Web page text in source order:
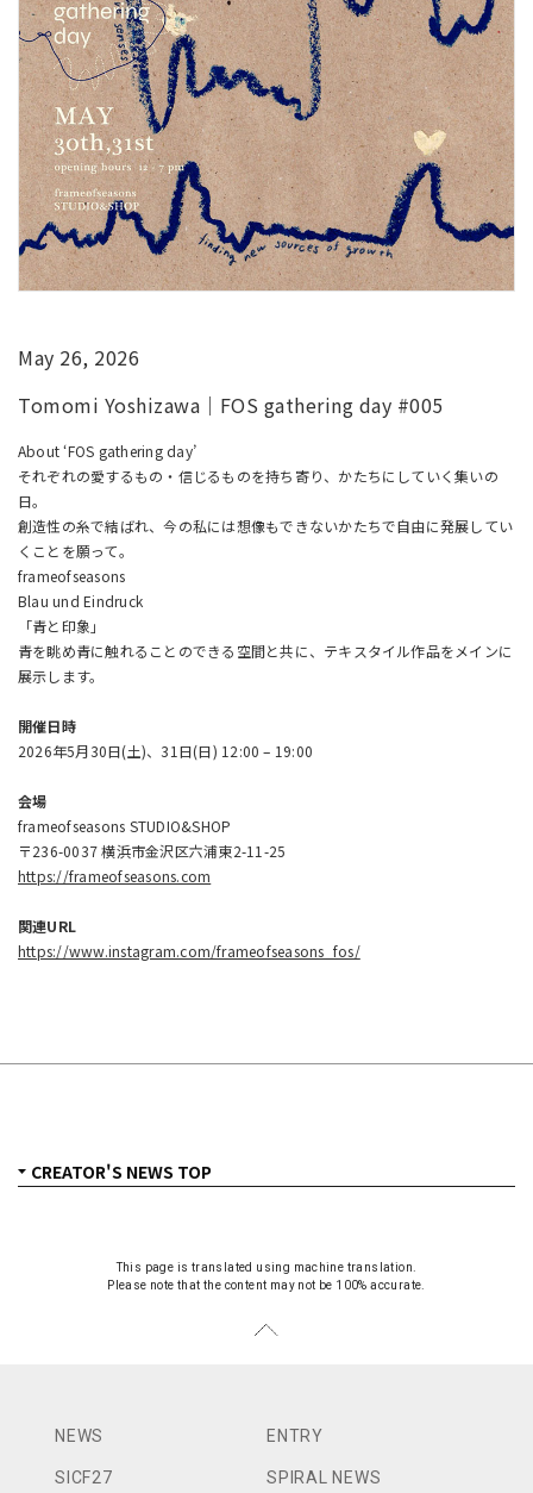
May 26, 2026
Tomomi Yoshizawa｜FOS gathering day #005
About ‘FOS gathering day’
それぞれの愛するもの・信じるものを持ち寄り、かたちにしていく集いの
日。
創造性の糸で結ばれ、今の私には想像もできないかたちで自由に発展してい
くことを願って。
frameofseasons
Blau und Eindruck
「青と印象」
青を眺め青に触れることのできる空間と共に、テキスタイル作品をメインに
展示します。
開催日時
2026年5月30日(土)、31日(日) 12:00 – 19:00
会場
frameofseasons STUDIO&SHOP
〒236-0037 横浜市金沢区六浦東2-11-25
https://frameofseasons.com
関連URL
https://www.instagram.com/frameofseasons_fos/
This page is translated using machine translation.
Please note that the content may not be 100% accurate.
NEWS
SICF27
ENTRY
SPIRAL NEWS